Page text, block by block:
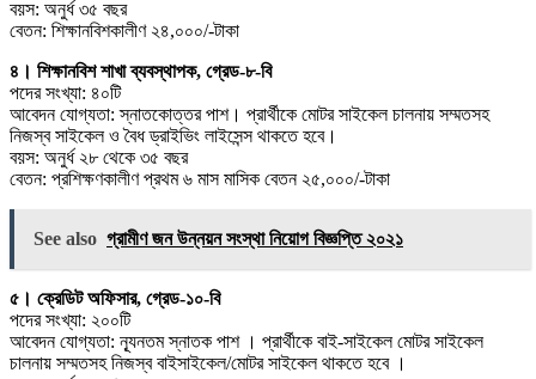
বয়স: অনুর্ধ ৩৫ বছর
বেতন: শিক্ষানবিশকালীণ ২৪,০০০/-টাকা
৪। শিক্ষানবিশ শাখা ব্যবস্থাপক, গ্রেড-৮-বি
পদের সংখ্যা: ৪০টি
আবেদন যোগ্যতা: স্নাতকোত্তর পাশ। প্রার্থীকে মােটর সাইকেল চালনায় সম্মতসহ
নিজস্ব সাইকেল ও বৈধ ড্রাইভিং লাইসেন্স থাকতে হবে।
বয়স: অনুর্ধ ২৮ থেকে ৩৫ বছর
বেতন: প্রশিক্ষণকালীণ প্রথম ৬ মাস মাসিক বেতন ২৫,০০০/-টাকা
See also গ্রামীণ জন উন্নয়ন সংস্থা নিয়োগ বিজ্ঞপ্তি ২০২১
৫। ক্রেডিট অফিসার, গ্রেড-১০-বি
পদের সংখ্যা: ২০০টি
আবেদন যোগ্যতা: ন্যূনতম স্নাতক পাশ । প্রার্থীকে বাই-সাইকেল মােটর সাইকেল
চালনায় সম্মতসহ নিজস্ব বাইসাইকেল/মােটর সাইকেল থাকতে হবে ।